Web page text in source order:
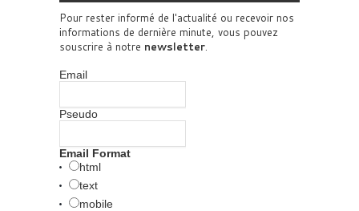
Pour rester informé de l'actualité ou recevoir nos
informations de dernière minute, vous pouvez
souscrire à notre newsletter.
Email
Pseudo
Email Format
html
text
mobile